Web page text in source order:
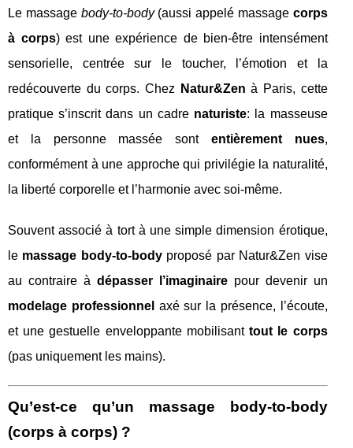
Le massage body-to-body(aussi appelé massage corps
à corps) est une expérience de bien-être intensément
sensorielle, centrée sur le toucher, l’émotion et la
redécouverte du corps. Chez
Natur&Zen à Paris, cette
pratique s’inscrit dans un cadre naturiste: la masseuse
et la personne massée sont entièrement nues,
conformément à une approche qui privilégie la naturalité,
la liberté corporelle et l’harmonie avec soi-même.
Souvent associé à tort à une simple dimension érotique,
le massage body-to-bodyproposé par Natur&Zen vise
au contraire à dépasser l’imaginairepour devenir un
modelage professionnel axé sur la présence, l’écoute,
et une gestuelle enveloppante mobilisanttout le corps
(pas uniquement les mains).
Qu’est-ce qu’un massage body-to-body
(corps à corps) ?